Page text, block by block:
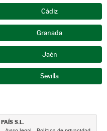
Cádiz
Granada
Jaén
Sevilla
S.L.